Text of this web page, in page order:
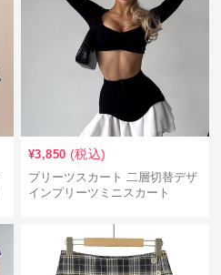
¥3,850 (税込)
プリーツスカート 二層切替デザ
インプリーツミニスカート